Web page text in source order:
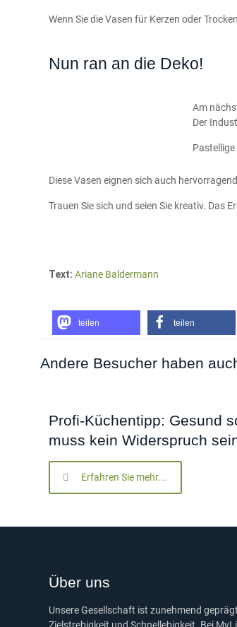
Wenn Sie die Vasen für Kerzen oder
Nun ran an die Deko!
Am
Der
Diese Vasen eignen sich auch
Trauen Sie sich und seien Sie kreativ. Das
Text:Ariane Baldermann
teilen teilen
Andere Besucher haben
Profi-Küchentipp: Gesund
muss kein Widerspruch
Erfahren Sie mehr...
Über uns
Unsere Gesellschaft ist zunehmend